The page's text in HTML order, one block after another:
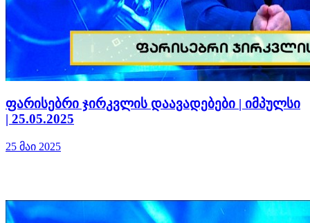
ფარისებრი ჯირკვლის დაავადებები | იმპულსი
| 25.05.2025
25 მაი 2025